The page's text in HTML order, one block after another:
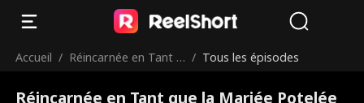
Accueil / Réincarnée en Tant q / Tous les épisodes
Réincarnée en Tant que la Mariée Potelée